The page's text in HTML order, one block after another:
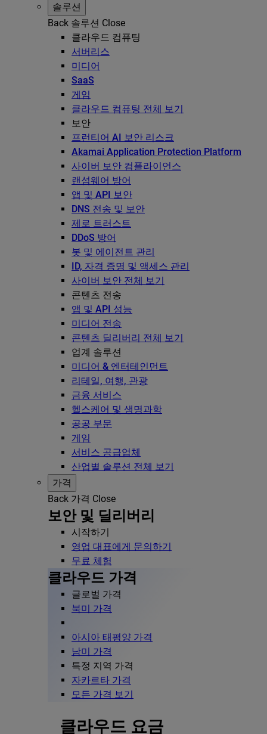
솔루션
Back 솔루션 Close
클라우드 컴퓨팅
서버리스
미디어
SaaS
게임
클라우드 컴퓨팅 전체 보기
보안
프런티어 AI 보안 리스크
Akamai Application Protection Platform
사이버 보안 컴플라이언스
랜섬웨어 방어
앱 및 API 보안
DNS 전송 및 보안
제로 트러스트
DDoS 방어
봇 및 에이전트 관리
ID, 자격 증명 및 액세스 관리
사이버 보안 전체 보기
콘텐츠 전송
앱 및 API 성능
미디어 전송
콘텐츠 딜리버리 전체 보기
업계 솔루션
미디어 & 엔터테인먼트
리테일, 여행, 관광
금융 서비스
헬스케어 및 생명과학
공공 부문
게임
서비스 공급업체
산업별 솔루션 전체 보기
가격
Back 가격 Close
보안 및 딜리버리
시작하기
영업 대표에게 문의하기
무료 체험
클라우드 가격
글로벌 가격
북미 가격
아시아 태평양 가격
남미 가격
특정 지역 가격
자카르타 가격
모든 가격 보기
클라우드 요금